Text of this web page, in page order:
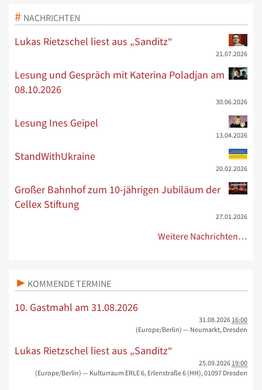
NACHRICHTEN
Lukas Rietzschel liest aus „Sanditz“
21.07.2026
Lesung und Gespräch mit Katerina Poladjan am
08.10.2026
30.06.2026
Lesung Ines Geipel
13.04.2026
StandWithUkraine
20.02.2026
Großer Bahnhof zum 10-jährigen Jubiläum der
Cellex Stiftung
27.01.2026
Weitere Nachrichten…
KOMMENDE TERMINE
10. Gastmahl am 31.08.2026
31.08.2026 16:00
(Europe/Berlin) — Neumarkt, Dresden
Lukas Rietzschel liest aus „Sanditz“
25.09.2026 19:00
(Europe/Berlin) — Kulturraum ERLE 6, Erlenstraße 6 (HH), 01097 Dresden